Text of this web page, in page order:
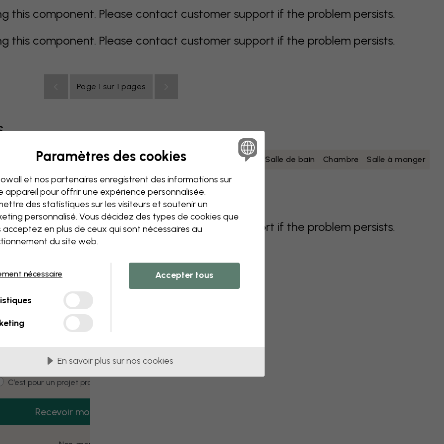
this component. Please contact customer support if the problem persists.
this component. Please contact customer support if the problem persists.
Page 1 sur 1 pages
orange rose mauve rouge turquoise jaune Salle de bain Chambre Salle à manger
bébé Bureau Chambre ado Plafond
this component. Please contact customer support if the problem persists.
3 échantillons offerts
Recevez 3 échantillons gratuits dès
aujourd’hui.
type
C’est pour un projet pro
Recevoir mon code
Paramètres des cookies
et nos partenaires enregistrent des informations sur
appareil pour offrir une expérience personnalisée,
des statistiques sur les visiteurs et soutenir un
personnalisé. Vous décidez des types de cookies que
acceptez en plus de ceux qui sont nécessaires au
du site web.
nécessaire Accepter tous
En savoir plus sur nos cookies